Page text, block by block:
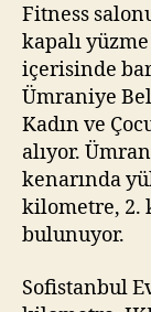
Fitness
kapalı
içerisinde
Ümraniye
Kadın ve
alıyor.
kenarında
kilometre, 2.
bulunuyor.
Sofistanbul